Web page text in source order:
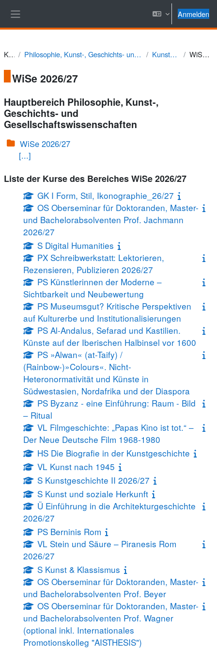
Anmelden
Kurse Philosophie, Kunst-, Geschichts- und Gesellschaftswissenschaften Kunstgeschichte WiSe 2026/27
WiSe 2026/27
Hauptbereich Philosophie, Kunst-,
Geschichts- und
Gesellschaftswissenschaften
WiSe 2026/27
[...]
Liste der Kurse des Bereiches WiSe 2026/27
GK I Form, Stil, Ikonographie_26/27
OS Oberseminar für Doktoranden, Master-
und Bachelorabsolventen Prof. Jachmann
2026/27
S Digital Humanities
PX Schreibwerkstatt: Lektorieren,
Rezensieren, Publizieren 2026/27
PS Künstlerinnen der Moderne –
Sichtbarkeit und Neubewertung
PS Museumsgut? Kritische Perspektiven
auf Kulturerbe und Institutionalisierungen
PS Al-Andalus, Sefarad und Kastilien.
Künste auf der Iberischen Halbinsel vor 1600
PS »Alwan« (at-Taify) /
(Rainbow-)»Colours«. Nicht-
Heteronormativität und Künste in
Südwestasien, Nordafrika und der Diaspora
PS Byzanz - eine Einführung: Raum - Bild
– Ritual
VL Filmgeschichte: „Papas Kino ist tot.“ –
Der Neue Deutsche Film 1968-1980
HS Die Biografie in der Kunstgeschichte
VL Kunst nach 1945
S Kunstgeschichte II 2026/27
S Kunst und soziale Herkunft
Ü Einführung in die Architekturgeschichte
2026/27
PS Berninis Rom
VL Stein und Säure – Piranesis Rom
2026/27
S Kunst & Klassismus
OS Oberseminar für Doktoranden, Master-
und Bachelorabsolventen Prof. Beyer
OS Oberseminar für Doktoranden, Master-
und Bachelorabsolventen Prof. Wagner
(optional inkl. Internationales
Promotionskolleg "AISTHESIS")